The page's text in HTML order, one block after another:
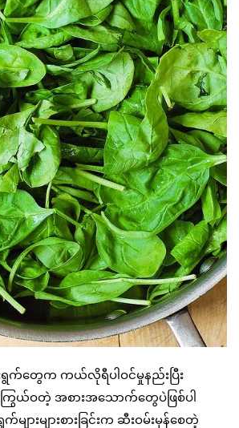
ရွက်တွေက ကယ်လိုရီပါဝင်မှုနည်းပြီး
ြွယ်ဝတဲ့ အစားအသောက်တွေပဲဖြစ်ပါ
ားများစားခြင်းက ဆီးဝမ်းမှန်စေတဲ့